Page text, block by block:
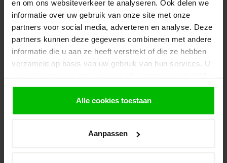
en om ons websiteverkeer te analyseren. Ook delen we
informatie over uw gebruik van onze site met onze
partners voor social media, adverteren en analyse. Deze
partners kunnen deze gegevens combineren met andere
informatie die u aan ze heeft verstrekt of die ze hebben
verzameld op basis van uw gebruik van hun services. U
gebruiken.
Alle cookies toestaan
Aanpassen
Let op!
Je krijgt van ons bericht wanneer jouw
bestelling gereed staat om af te halen. Wij
leggen bestellingen klaar en bestellen
eventueel artikelen die niet voorradig zijn bij
onze leverancier. Dit doen wij alleen wanneer
uw bestelling vooraf per iDeal voldaan is.
Recent bekeken